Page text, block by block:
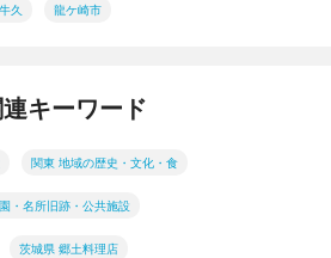
久 龍ケ崎市
キーワード
関東 地域の歴史・文化・食
・名所旧跡・公共施設
茨城県 郷土料理店